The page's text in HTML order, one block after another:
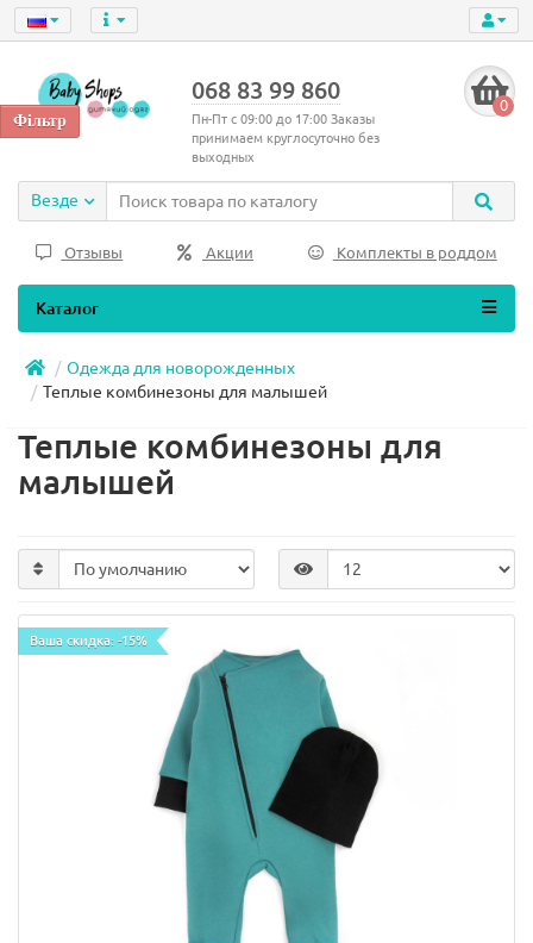
068 83 99 860
Пн-Пт с 09:00 до 17:00 Заказы
принимаем круглосуточно без
выходных
0
Везде
Отзывы Акции Комплекты в роддом
Каталог
Одежда для новорожденных
Теплые комбинезоны для малышей
Теплые комбинезоны для
малышей
Ваша скидка: -15%